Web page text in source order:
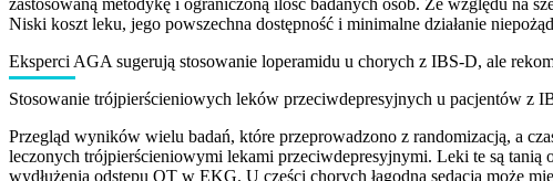
zastosowaną metodykę i ograniczoną ilość badanych osób. Ze względu na
Niski koszt leku, jego powszechna dostępność i minimalne działanie
Eksperci AGA sugerują stosowanie loperamidu u chorych z IBS-D, ale
Stosowanie trójpierścieniowych leków przeciwdepresyjnych u pacjentów z
Przegląd wyników wielu badań, które przeprowadzono z randomizacją, a
leczonych trójpierścieniowymi lekami przeciwdepresyjnymi. Leki te są
wydłużenia odstępu QT w EKG. U części chorych łagodna sedacja może